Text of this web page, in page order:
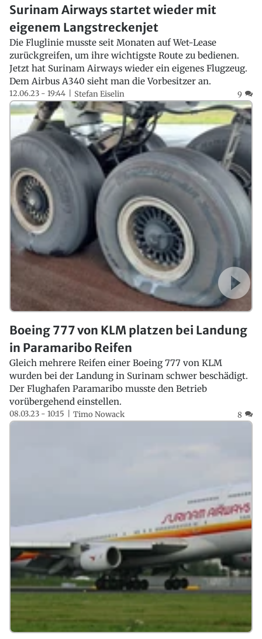
Surinam Airways startet wieder mit
eigenem Langstreckenjet
Die Fluglinie musste seit Monaten auf Wet-Lease
zurückgreifen, um ihre wichtigste Route zu bedienen.
Jetzt hat Surinam Airways wieder ein eigenes Flugzeug.
Dem Airbus A340 sieht man die Vorbesitzer an.
12.06.23 - 19:44 Stefan Eiselin 9
Boeing 777 von KLM platzen bei Landung
in Paramaribo Reifen
Gleich mehrere Reifen einer Boeing 777 von KLM
wurden bei der Landung in Surinam schwer beschädigt.
Der Flughafen Paramaribo musste den Betrieb
vorübergehend einstellen.
08.03.23 - 10:15 Timo Nowack 8